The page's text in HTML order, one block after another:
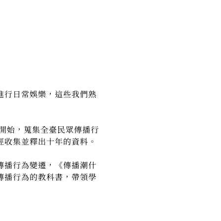
日常娛樂，這些我們熟
始，蒐集全臺民眾傳播行
集並釋出十年的資料。
行為變遷，《傳播潮什
行為的教科書，帶領學